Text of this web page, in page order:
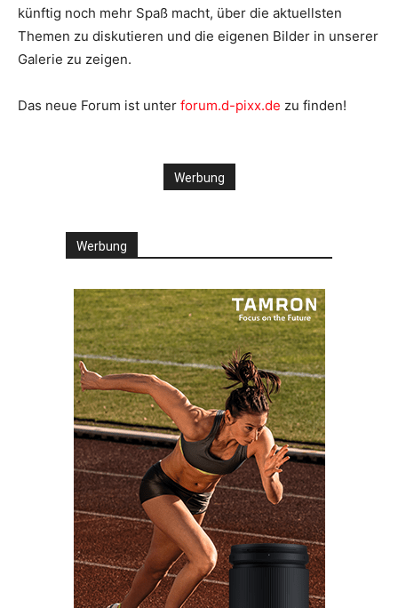
künftig noch mehr Spaß macht, über die aktuellsten
Themen zu diskutieren und die eigenen Bilder in unserer
Galerie zu zeigen.
Das neue Forum ist unter forum.d-pixx.de zu finden!
Werbung
Werbung